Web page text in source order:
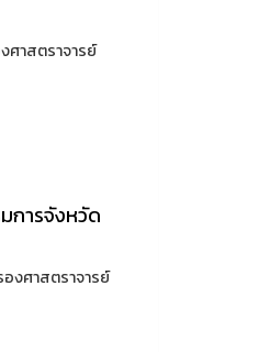
ศาสตราจารย์
การจังหวัด
งศาสตราจารย์